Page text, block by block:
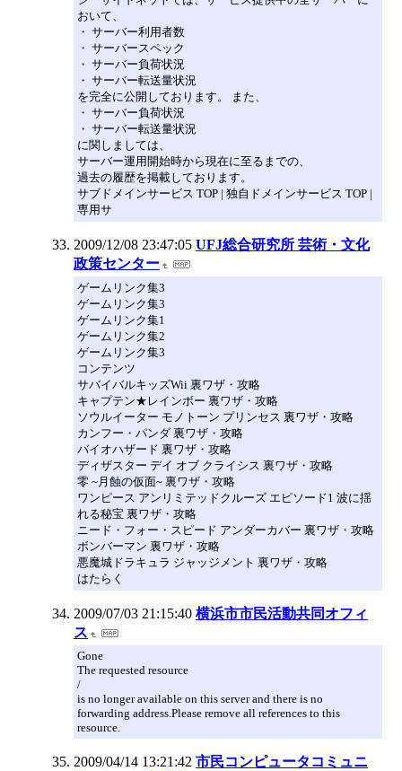
おいて、
・ サーバー利用者数
・ サーバースペック
・ サーバー負荷状況
・ サーバー転送量状況
を完全に公開しております。 また、
・ サーバー負荷状況
・ サーバー転送量状況
に関しましては、
サーバー運用開始時から現在に至るまでの、
過去の履歴を掲載しております。
サブドメインサービス TOP | 独自ドメインサービス TOP |
専用サ
2009/12/08 23:47:05 UFJ総合研究所 芸術・文化
政策センター
ゲームリンク集3
ゲームリンク集3
ゲームリンク集1
ゲームリンク集2
ゲームリンク集3
コンテンツ
サバイバルキッズWii 裏ワザ・攻略
キャプテン★レインボー 裏ワザ・攻略
ソウルイーター モノトーン プリンセス 裏ワザ・攻略
カンフー・パンダ 裏ワザ・攻略
バイオハザード 裏ワザ・攻略
ディザスター デイ オブ クライシス 裏ワザ・攻略
零 ~月蝕の仮面~ 裏ワザ・攻略
ワンピース アンリミテッドクルーズ エピソード1 波に揺
れる秘宝 裏ワザ・攻略
ニード・フォー・スピード アンダーカバー 裏ワザ・攻略
ボンバーマン 裏ワザ・攻略
悪魔城ドラキュラ ジャッジメント 裏ワザ・攻略
はたらく
2009/07/03 21:15:40 横浜市市民活動共同オフィ
ス
Gone
The requested resource
/
is no longer available on this server and there is no
forwarding address.Please remove all references to this
resource.
2009/04/14 13:21:42 市民コンピュータコミュニ